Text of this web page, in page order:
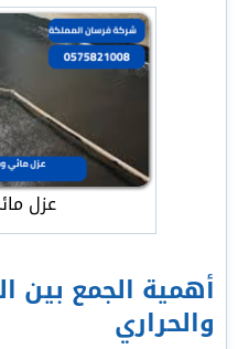
عزل
أهمية الجمع بين
والحراري